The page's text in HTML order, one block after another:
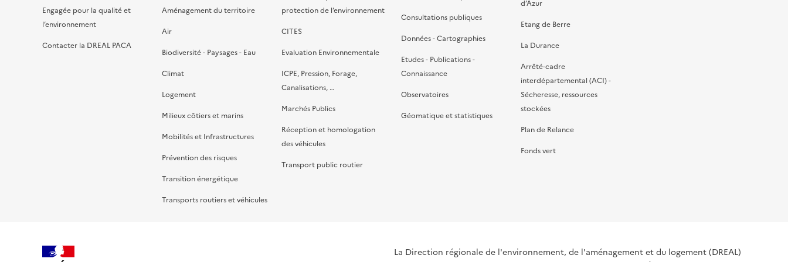
Engagée pour la qualité et
l’environnement
Contacter la DREAL PACA
Aménagement du territoire
Air
Biodiversité - Paysages - Eau
Climat
Logement
Milieux côtiers et marins
Mobilités et Infrastructures
Prévention des risques
Transition énergétique
Transports routiers et véhicules
protection de l’environnement
CITES
Evaluation Environnementale
ICPE, Pression, Forage,
Canalisations, …
Marchés Publics
Réception et homologation
des véhicules
Transport public routier
Consultations publiques
Données - Cartographies
Etudes - Publications -
Connaissance
Observatoires
Géomatique et statistiques
d’Azur
Etang de Berre
La Durance
Arrêté-cadre
interdépartemental (ACI) -
Sécheresse, ressources
stockées
Plan de Relance
Fonds vert
La Direction régionale de l'environnement, de l'aménagement et du logement (DREAL)